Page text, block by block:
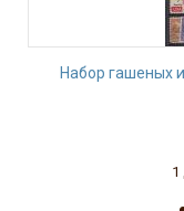
Набор гашеных
1